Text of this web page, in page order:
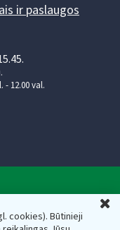
cookies). Būtinieji
ir paslaugos
- 12.00 val.